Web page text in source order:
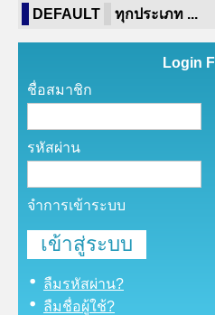
DEFAULT ทุกประเภท ...
Login
ชื่อสมาชิก
รหัสผ่าน
จำการเข้าระบบ
ลืมรหัสผ่าน?
ลืมชื่อผู้ใช้?